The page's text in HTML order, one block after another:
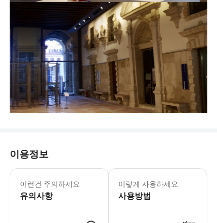
이용정보
이런건 주의하세요
유의사항
카 페사로 국제 현대 미술관 4월 1일 -
* 클림트, 샤갈 등 유명 작가들의 작
이렇게 사용하세요
사용방법